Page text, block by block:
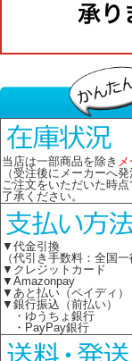
当店は一部商品を除き
（受注後にメーカーへ発
ご注文をいただいた時
了承ください。
▼代金引換
（代引き手数料：全国一
▼クレジットカード
▼Amazonpay
▼あと払い（ペイディ）
▼銀行振込（前払い）
・ゆうちょ銀行
・PayPay銀行